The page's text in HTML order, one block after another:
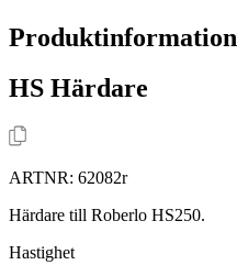
Produktinformation
HS Härdare
ARTNR: 62082r
Härdare till Roberlo HS250.
Hastighet